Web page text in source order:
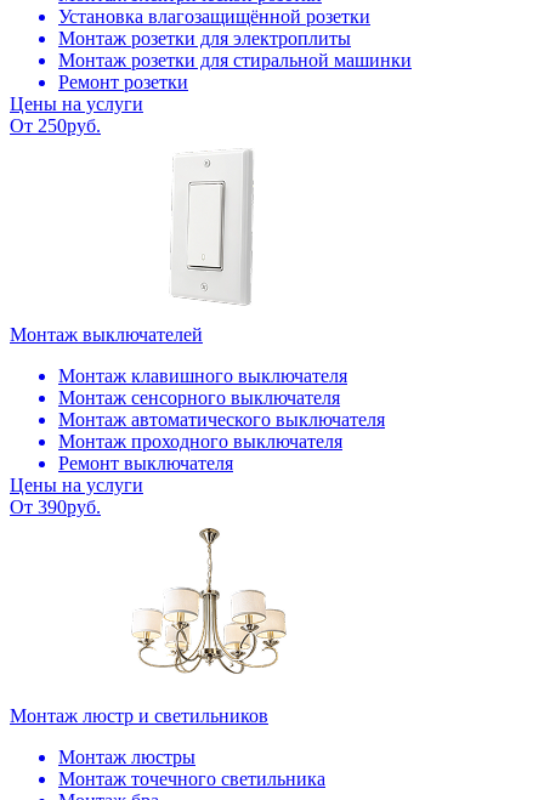
Установка влагозащищённой розетки
Монтаж розетки для электроплиты
Монтаж розетки для стиральной машинки
Ремонт розетки
Цены на услуги
От 250руб.
Монтаж выключателей
Монтаж клавишного выключателя
Монтаж сенсорного выключателя
Монтаж автоматического выключателя
Монтаж проходного выключателя
Ремонт выключателя
Цены на услуги
От 390руб.
Монтаж люстр и светильников
Монтаж люстры
Монтаж точечного светильника